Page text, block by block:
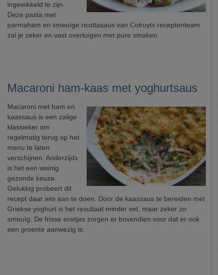
ingewikkeld te zijn.
Deze pasta met
parmaham en smeuïge ricottasaus van Colruyts receptenteam
zal je zeker en vast overtuigen met pure smaken.
Macaroni ham-kaas met yoghurtsaus
Macaroni met ham en
kaassaus is een zalige
klassieker om
regelmatig terug op het
menu te laten
verschijnen. Anderzijds
is het een weinig
gezonde keuze.
Gelukkig probeert dit
recept daar iets aan te doen. Door de kaassaus te bereiden met
Griekse yoghurt is het resultaat minder vet, maar zeker zo
smeuïg. De frisse erwtjes zorgen er bovendien voor dat er ook
een groente aanwezig is.